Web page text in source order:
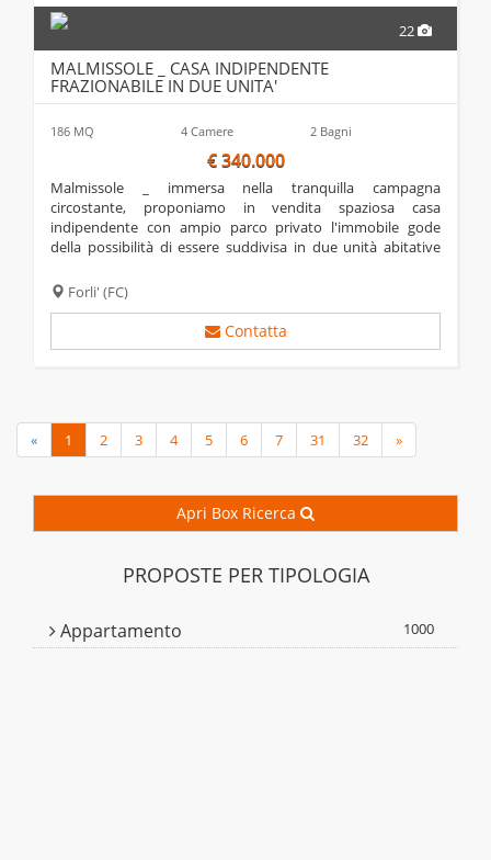
22
MALMISSOLE _ CASA INDIPENDENTE
FRAZIONABILE IN DUE UNITA'
186 MQ 4 Camere 2 Bagni
€ 340.000
malmissole _ immersa nella tranquilla campagna
circostante, proponiamo in vendita spaziosa casa
indipendente con ampio parco privato l'immobile gode
della possibilità di essere suddivisa in due unità abitative
attraversando il cortile di fronte alla casa, si...
Forli' (FC)
Contatta
« 1 2 3 4 5 6 7 31 32 »
Apri Box Ricerca
PROPOSTE PER TIPOLOGIA
Appartamento 1000